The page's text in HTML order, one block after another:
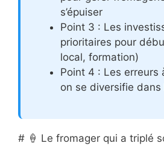
s’épuiser
Point 3 : Les
prioritaires pour
local, formation)
Point 4 : Les erreurs
on se diversifie dans
# 🍦 Le fromager qui a triplé